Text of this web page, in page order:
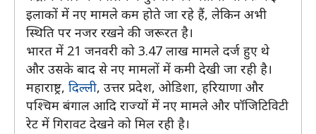
इलाकों में नए मामले कम होते जा रहे हैं, लेकिन अभी
स्थिति पर नजर रखने की जरूरत है।
भारत में 21 जनवरी को 3.47 लाख मामले दर्ज हुए थे
और उसके बाद से नए मामलों में कमी देखी जा रही है।
महाराष्ट्र, दिल्ली, उत्तर प्रदेश, ओडिशा, हरियाणा और
पश्चिम बंगाल आदि राज्यों में नए मामले और पॉजिटिविटी
रेट में गिरावट देखने को मिल रही है।